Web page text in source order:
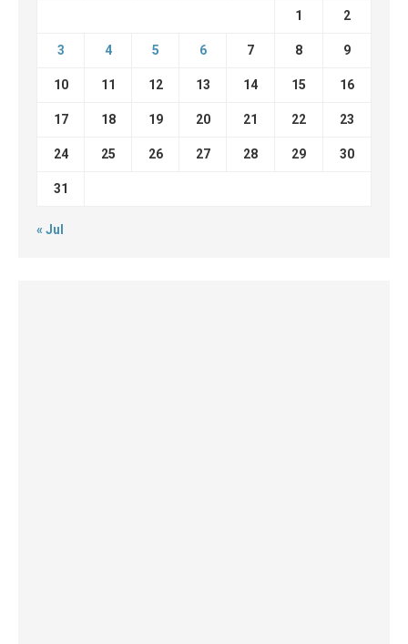
1 2
3 4 5 6 7 8 9
10 11 12 13 14 15 16
17 18 19 20 21 22 23
24 25 26 27 28 29 30
31
« Jul